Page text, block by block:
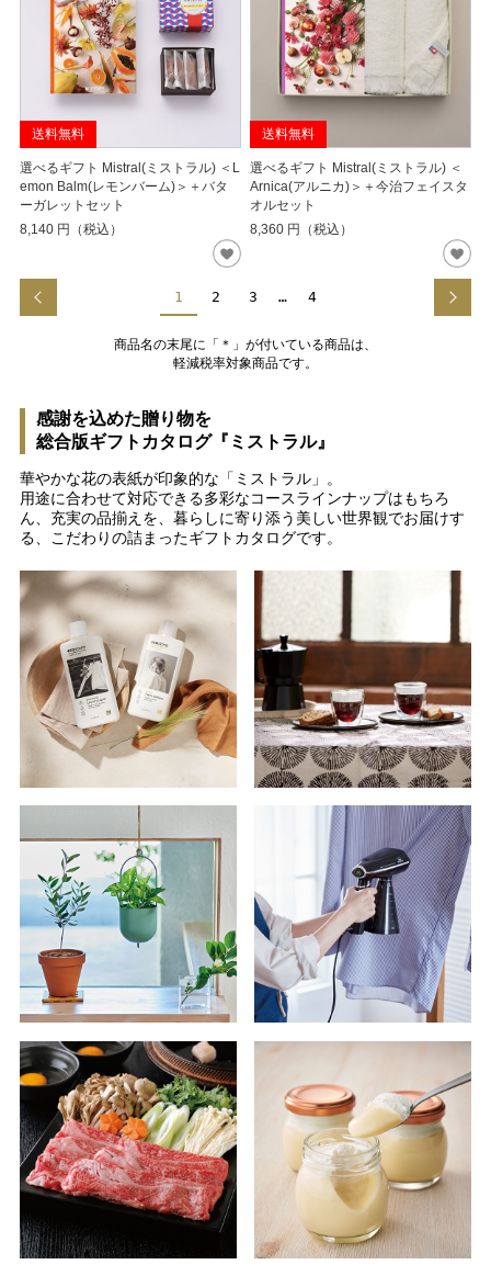
送料無料
選べるギフト Mistral(ミストラル) ＜L
emon Balm(レモンバーム)＞＋バタ
ーガレットセット
8,140 円（税込）
送料無料
選べるギフト Mistral(ミストラル) ＜
Arnica(アルニカ)＞＋今治フェイスタ
オルセット
8,360 円（税込）
1 2 3 … 4
商品名の末尾に「＊」が付いている商品は、
軽減税率対象商品です。
感謝を込めた贈り物を
総合版ギフトカタログ『ミストラル』
華やかな花の表紙が印象的な「ミストラル」。
用途に合わせて対応できる多彩なコースラインナップはもちろ
ん、充実の品揃えを、暮らしに寄り添う美しい世界観でお届けす
る、こだわりの詰まったギフトカタログです。